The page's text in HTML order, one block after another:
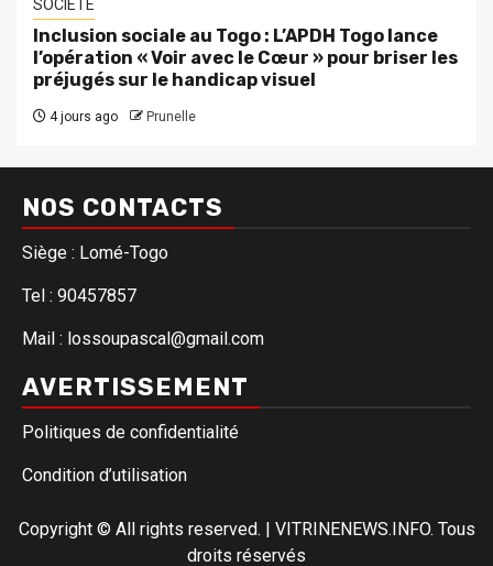
SOCIETE
Inclusion sociale au Togo : L’APDH Togo lance
l’opération « Voir avec le Cœur » pour briser les
préjugés sur le handicap visuel
4 jours ago Prunelle
NOS CONTACTS
Siège : Lomé-Togo
Tel : 90457857
Mail : lossoupascal@gmail.com
AVERTISSEMENT
Politiques de confidentialité
Condition d’utilisation
Copyright © All rights reserved.
VITRINENEWS.INFO. Tous
droits réservés